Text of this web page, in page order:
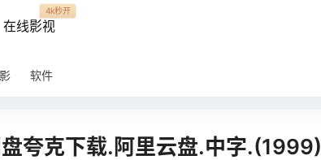
在线影视
4k秒开
软件
盘夸克下载.阿里云盘.中字.(1999)